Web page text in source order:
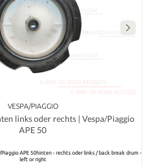
VESPA/PIAGGIO
links oder rechts | Vespa/Piaggio
APE 50
APE 50hinten - rechts oder links / back break drum -
left or right